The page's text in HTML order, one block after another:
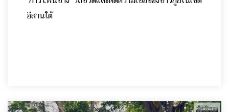
อีสานใต้